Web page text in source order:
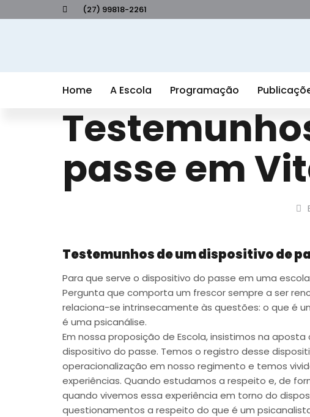
(27) 99818-2261
Home A Escola Programação
passe em
Testemunhos de um dispositivo de
Para que serve o dispositivo do passe em uma
Pergunta que comporta um frescor sempre a ser
relaciona-se intrinsecamente às questões: o que é
é uma psicanálise.
Em nossa proposição de Escola, insistimos na
dispositivo do passe. Temos o registro desse
operacionalização em nosso regimento e temos
experiências. Quando estudamos a respeito e, de
quando vivemos essa experiência em torno do
questionamentos a respeito do que é um